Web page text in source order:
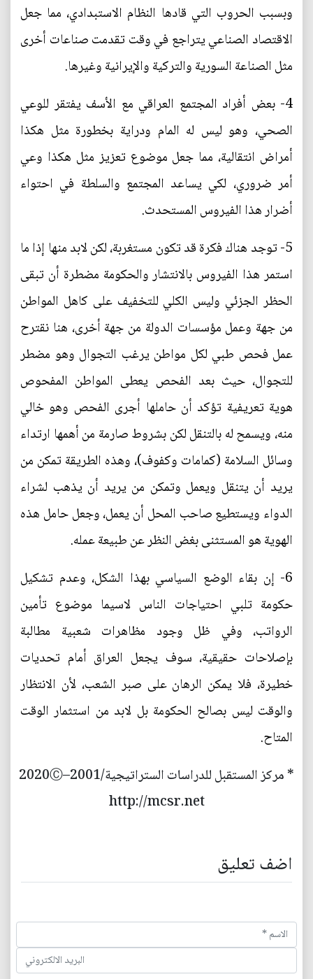
وبسبب الحروب التي قادها النظام الاستبدادي، مما جعل
الاقتصاد الصناعي يتراجع في وقت تقدمت صناعات أخرى
مثل الصناعة السورية والتركية والإيرانية وغيرها.
4- بعض أفراد المجتمع العراقي مع الأسف يفتقر للوعي
الصحي، وهو ليس له المام ودراية بخطورة مثل هكذا
أمراض انتقالية، مما جعل موضوع تعزيز مثل هكذا وعي
أمر ضروري، لكي يساعد المجتمع والسلطة في احتواء
أضرار هذا الفيروس المستحدث.
5- توجد هناك فكرة قد تكون مستغربة، لكن لابد منها إذا ما
استمر هذا الفيروس بالانتشار والحكومة مضطرة أن تبقى
الحظر الجزئي وليس الكلي للتخفيف على كاهل المواطن
من جهة وعمل مؤسسات الدولة من جهة أخرى، هنا نقترح
عمل فحص طبي لكل مواطن يرغب التجوال وهو مضطر
للتجوال، حيث بعد الفحص يعطى المواطن المفحوص
هوية تعريفية تؤكد أن حاملها أجرى الفحص وهو خالي
منه، ويسمح له بالتنقل لكن بشروط صارمة من أهمها ارتداء
وسائل السلامة (كمامات وكفوف)، وهذه الطريقة تمكن من
يريد أن يتنقل ويعمل وتمكن من يريد أن يذهب لشراء
الدواء ويستطيع صاحب المحل أن يعمل، وجعل حامل هذه
الهوية هو المستثنى بغض النظر عن طبيعة عمله.
6- إن بقاء الوضع السياسي بهذا الشكل، وعدم تشكيل
حكومة تلبي احتياجات الناس لاسيما موضوع تأمين
الرواتب، وفي ظل وجود مظاهرات شعبية مطالبة
بإصلاحات حقيقية، سوف يجعل العراق أمام تحديات
خطيرة، فلا يمكن الرهان على صبر الشعب، لأن الانتظار
والوقت ليس بصالح الحكومة بل لابد من استثمار الوقت
المتاح.
* مركز المستقبل للدراسات الستراتيجية/2001–2020Ⓒ
http://mcsr.net
اضف تعليق